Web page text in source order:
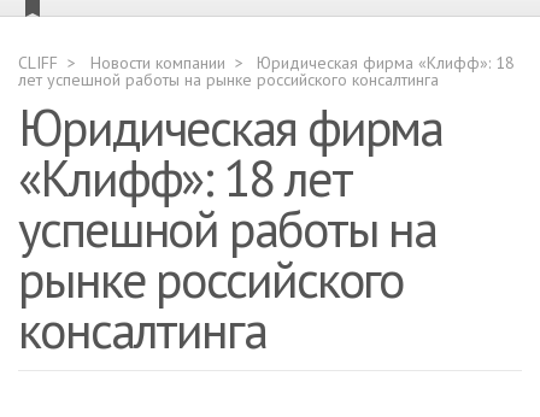
CLIFF Новости компании Юридическая фирма «Клифф»: 18
лет успешной работы на рынке российского консалтинга
Юридическая фирма
«Клифф»: 18 лет
успешной работы на
рынке российского
консалтинга